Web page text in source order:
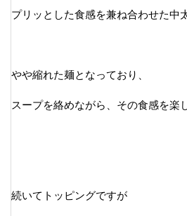
プリッとした食感を兼ね合わせた中
やや縮れた麺となっており、
スープを絡めながら、その食感を楽
続いてトッピングですが